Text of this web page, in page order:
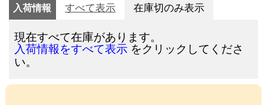
入荷情報 すべて表示 在庫切のみ表示
現在すべて在庫があります。
入荷情報をすべて表示 をクリックしてくださ
い。